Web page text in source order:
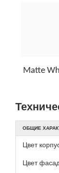
Matte
ОБЩИЕ
Цвет
Цвет